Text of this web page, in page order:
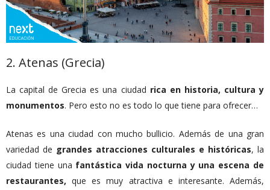
2. Atenas (Grecia)
La capital de Grecia es una ciudad rica en historia, cultura y
monumentos. Pero esto no es todo lo que tiene para ofrecer…
Atenas es una ciudad con mucho bullicio. Además de una gran
variedad de grandes atracciones culturales e históricas, la
ciudad tiene una fantástica vida nocturna y una escena de
restaurantes, que es muy atractiva e interesante. Además,